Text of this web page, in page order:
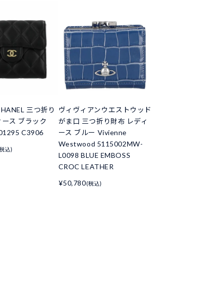
三つ折り
ス ブラック
C3906
込)
ヴィヴィアンウエストウッド
がま口 三つ折り財布 レディ
ース ブルー Vivienne
Westwood 5115002MW-
L0098 BLUE EMBOSS
CROC LEATHER
¥50,780(税込)